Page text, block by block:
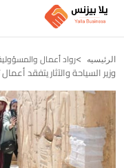
الرئيسيه رواد أعمال
وزير السياحة والآثار يتفقد